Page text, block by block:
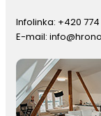
Infolinka: +420 774
E-mail: